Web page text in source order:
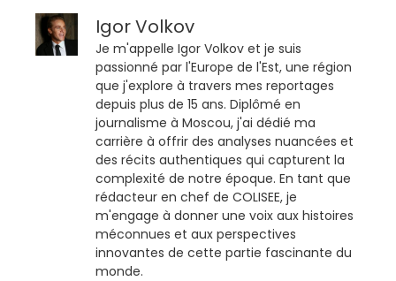
Igor Volkov
Je m'appelle Igor Volkov et je suis
passionné par l'Europe de l'Est, une région
que j'explore à travers mes reportages
depuis plus de 15 ans. Diplômé en
journalisme à Moscou, j'ai dédié ma
carrière à offrir des analyses nuancées et
des récits authentiques qui capturent la
complexité de notre époque. En tant que
rédacteur en chef de COLISEE, je
m'engage à donner une voix aux histoires
méconnues et aux perspectives
innovantes de cette partie fascinante du
monde.